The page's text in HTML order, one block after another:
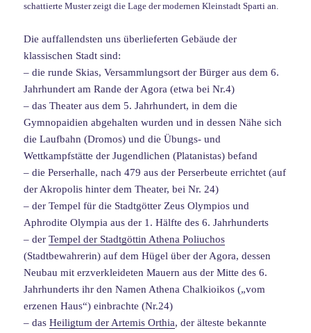
schattierte Muster zeigt die Lage der modernen Kleinstadt Sparti an.
Die auffallendsten uns überlieferten Gebäude der
klassischen Stadt sind:
– die runde Skias, Versammlungsort der Bürger aus dem 6.
Jahrhundert am Rande der Agora (etwa bei Nr.4)
– das Theater aus dem 5. Jahrhundert, in dem die
Gymnopaidien abgehalten wurden und in dessen Nähe sich
die Laufbahn (Dromos) und die Übungs- und
Wettkampfstätte der Jugendlichen (Platanistas) befand
– die Perserhalle, nach 479 aus der Perserbeute errichtet (auf
der Akropolis hinter dem Theater, bei Nr. 24)
– der Tempel für die Stadtgötter Zeus Olympios und
Aphrodite Olympia aus der 1. Hälfte des 6. Jahrhunderts
– derTempel der Stadtgöttin Athena Poliuchos
(Stadtbewahrerin) auf dem Hügel über der Agora, dessen
Neubau mit erzverkleideten Mauern aus der Mitte des 6.
Jahrhunderts ihr den Namen Athena Chalkioikos („vom
erzenen Haus“) einbrachte (Nr.24)
– dasHeiligtum der Artemis Orthia, der älteste bekannte